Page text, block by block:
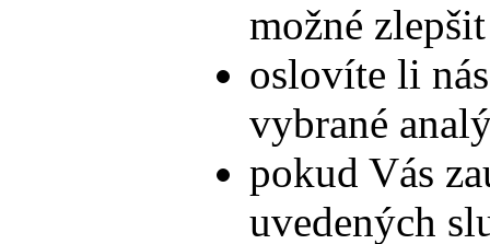
možné
oslovíte li
vybrané
pokud Vás
uvedených